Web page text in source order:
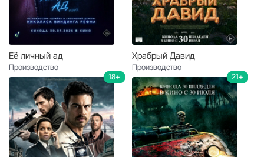
Её личный ад
Производство
Храбрый Давид
Производство
18+ 21+